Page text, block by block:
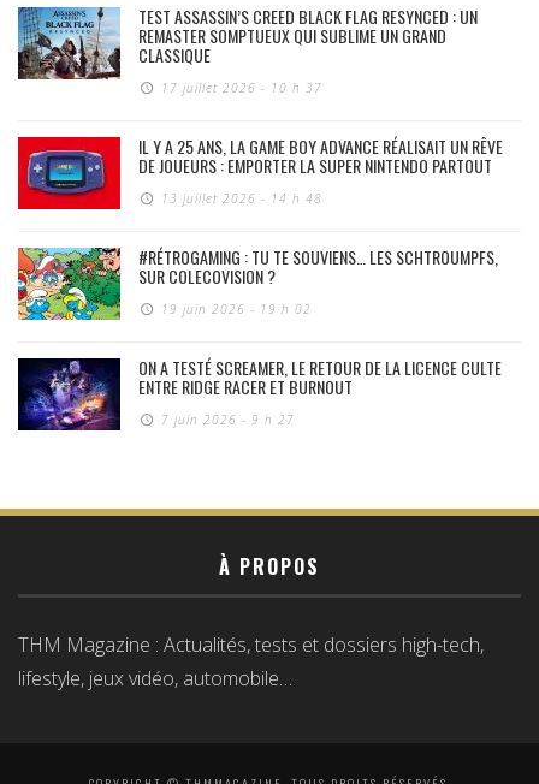
TEST ASSASSIN’S CREED BLACK FLAG RESYNCED : UN
REMASTER SOMPTUEUX QUI SUBLIME UN GRAND
CLASSIQUE
17 juillet 2026 - 10 h 37
IL Y A 25 ANS, LA GAME BOY ADVANCE RÉALISAIT UN RÊVE
DE JOUEURS : EMPORTER LA SUPER NINTENDO PARTOUT
13 juillet 2026 - 14 h 48
#RÉTROGAMING : TU TE SOUVIENS… LES SCHTROUMPFS,
SUR COLECOVISION ?
19 juin 2026 - 19 h 02
ON A TESTÉ SCREAMER, LE RETOUR DE LA LICENCE CULTE
ENTRE RIDGE RACER ET BURNOUT
7 juin 2026 - 9 h 27
À PROPOS
THM Magazine : Actualités, tests et dossiers high-tech,
lifestyle, jeux vidéo, automobile…